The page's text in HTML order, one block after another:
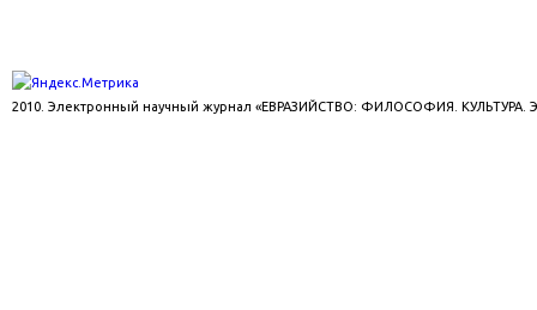
2010. Электронный научный журнал «ЕВРАЗИЙСТВО: ФИЛОСОФИЯ. КУЛЬТУРА.